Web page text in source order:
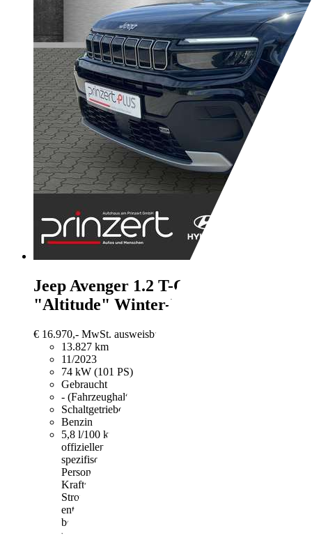
Jeep Avenger 1.2 T-GDI MT6
"Altitude" Winter-Paket*
€ 16.970,- MwSt. ausweisbar
13.827 km
11/2023
74 kW (101 PS)
Gebraucht
- (Fahrzeughalter)
Schaltgetriebe
Benzin
5,8 l/100 km (komb.)
offiziellen Kraftstoffverbrauch und den offiziellen
spezifischen CO2-Emissionen neuer
Personenkraftwagen können dem "Leitfaden über den
Kraftstoffverbrauch, die CO2-Emissionen und den
Stromverbrauch neuer Personenkraftwagen"
entnommen werden, der an allen Verkaufsstellen und
bei der Deutschen Automobil Treuhand GmbH
unter www.dat.de unentgeltlich erhältlich ist.